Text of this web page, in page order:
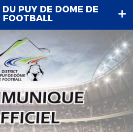
PUY DE DÔME DE
FOOTBALL